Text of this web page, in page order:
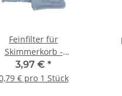
Feinfilter für
Skimmerkorb -
Filterstrumpf
3,97 € *
€ pro 1 Stück